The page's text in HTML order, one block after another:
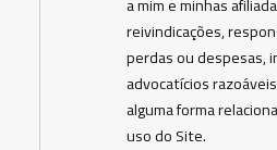
a mim e minhas
reivindicações,
perdas ou despesas,
advocatícios
alguma forma
uso do Site.